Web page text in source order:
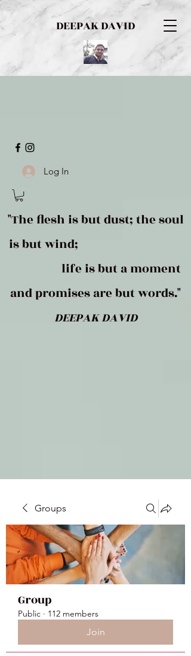
DEEPAK DAVID
Log In
"The flesh is but dust; the soul
is but wind;
life is but a moment
and promises are but words."
DEEPAK DAVID
Groups
Group
Public · 112 members
Join